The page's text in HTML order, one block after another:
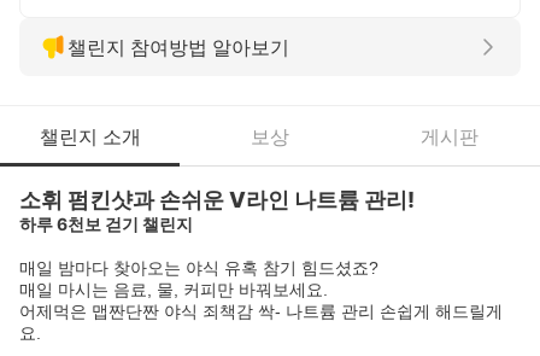
챌린지 참여방법 알아보기
챌린지 소개 보상 게시판
소휘 펌킨샷과 손쉬운 V라인 나트륨 관리!
하루 6천보 걷기 챌린지
매일 밤마다 찾아오는 야식 유혹 참기 힘드셨죠?
매일 마시는 음료, 물, 커피만 바꿔보세요.
어제먹은 맵짠단짠 야식 죄책감 싹- 나트륨 관리 손쉽게 해드릴게
요.